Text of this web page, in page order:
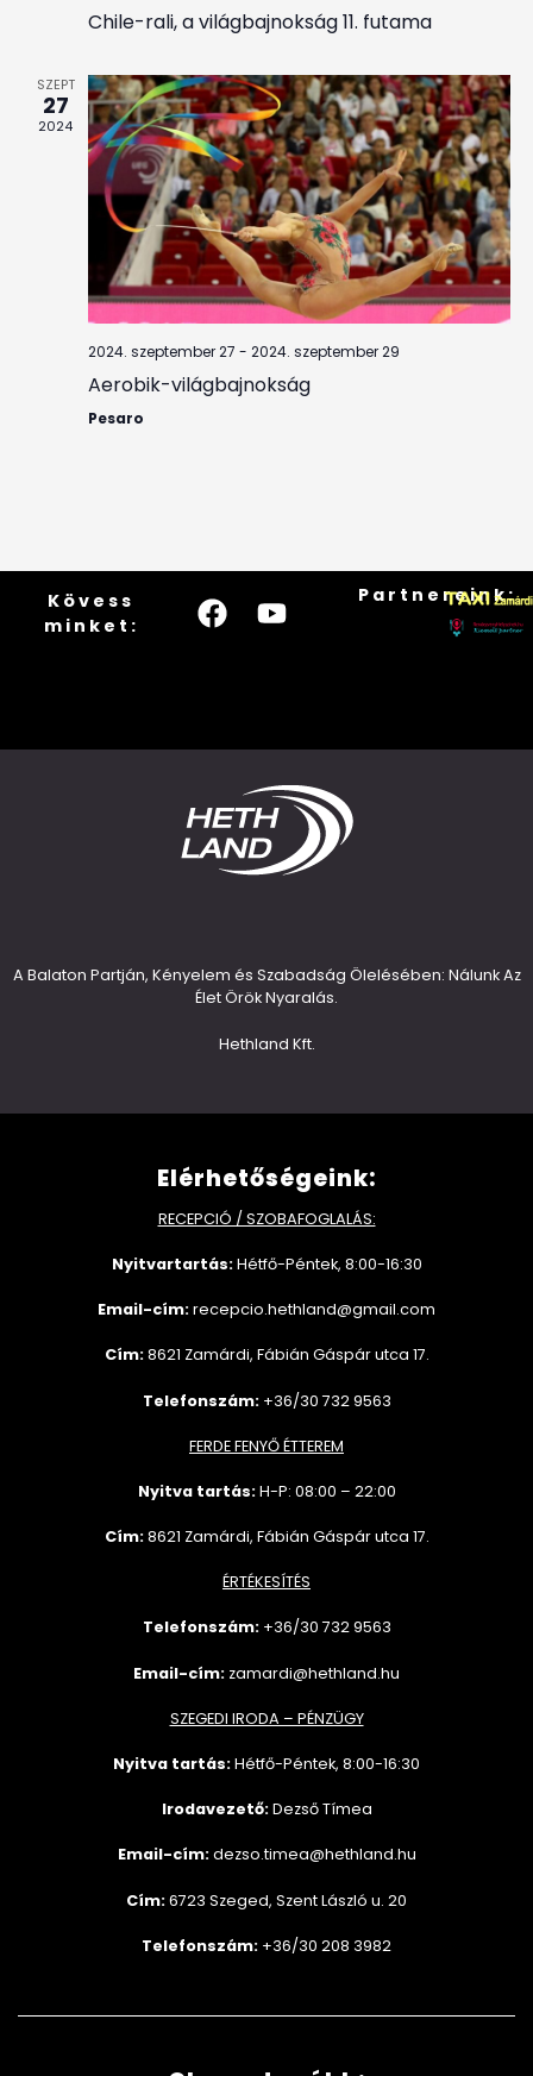
Chile-rali, a világbajnokság 11. futama
SZEPT
27
2024
2024. szeptember 27 - 2024. szeptember 29
Aerobik-világbajnokság
Pesaro
Kövess
minket:
Partnereink:
A Balaton Partján, Kényelem és Szabadság Ölelésében: Nálunk Az
Élet Örök Nyaralás.
Hethland Kft.
Elérhetőségeink:
RECEPCIÓ / SZOBAFOGLALÁS:
Nyitvartartás:Hétfő-Péntek, 8:00-16:30
Email-cím:recepcio.hethland@gmail.com
Cím:8621 Zamárdi, Fábián Gáspár utca 17.
Telefonszám: +36/30 732 9563
FERDE FENYŐ ÉTTEREM
Nyitva tartás:H-P: 08:00 – 22:00
Cím:8621 Zamárdi, Fábián Gáspár utca 17.
ÉRTÉKESÍTÉS
Telefonszám: +36/30 7329563
Email-cím: zamardi@hethland.hu
SZEGEDI IRODA – PÉNZÜGY
Nyitva tartás:Hétfő-Péntek, 8:00-16:30
Irodavezető:Dezső Tímea
Email-cím: dezso.timea@hethland.hu
Cím:6723 Szeged, Szent László u. 20
Telefonszám: +36/30 208 3982